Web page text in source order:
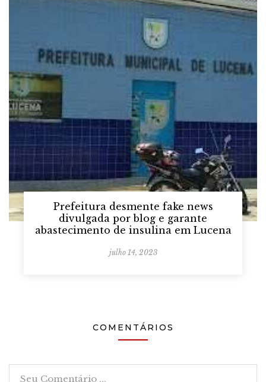
Prefeitura desmente fake news
divulgada por blog e garante
abastecimento de insulina em Lucena
julho 14, 2023
COMENTÁRIOS